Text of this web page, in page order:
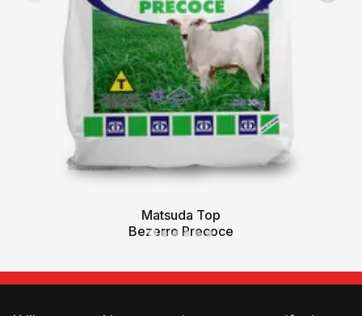
Matsuda Top
Bezerro Precoce